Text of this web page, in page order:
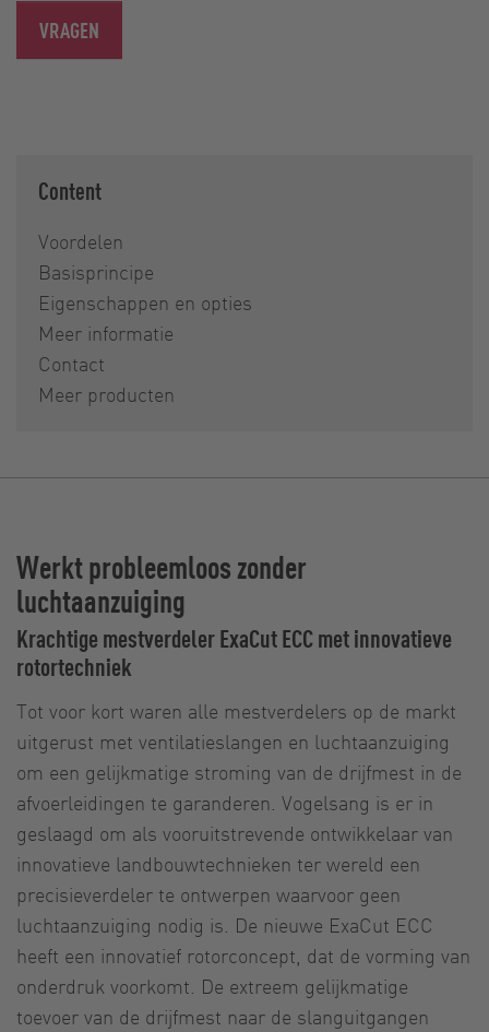
VRAGEN
Content
Voordelen
Basisprincipe
Eigenschappen en opties
Meer informatie
Contact
Meer producten
Werkt probleemloos zonder
luchtaanzuiging
Krachtige mestverdeler ExaCut ECC met innovatieve
rotortechniek
Tot voor kort waren alle mestverdelers op de markt
uitgerust met ventilatieslangen en luchtaanzuiging
om een gelijkmatige stroming van de drijfmest in de
afvoerleidingen te garanderen. Vogelsang is er in
geslaagd om als vooruitstrevende ontwikkelaar van
innovatieve landbouwtechnieken ter wereld een
precisieverdeler te ontwerpen waarvoor geen
luchtaanzuiging nodig is. De nieuwe ExaCut ECC
heeft een innovatief rotorconcept, dat de vorming van
onderdruk voorkomt. De extreem gelijkmatige
toevoer van de drijfmest naar de slanguitgangen